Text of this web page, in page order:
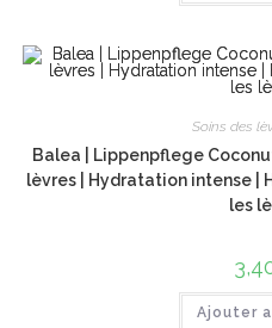
Soins des
Balea | Lippenpflege
lèvres | Hydratation intense |
les
Ajouter